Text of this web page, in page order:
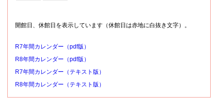
開館日、休館日を表示しています（休館日は赤地に白抜き文字）。
R7年間カレンダー（pdf版）
R8年間カレンダー（pdf版）
R7年間カレンダー（テキスト版）
R8年間カレンダー（テキスト版）